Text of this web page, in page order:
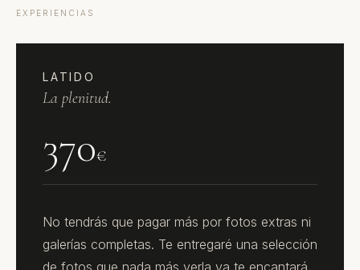
EXPERIENCIAS
LATIDO
La plenitud.
370€
No tendrás que pagar más por fotos extras ni
galerías completas. Te entregaré una selección
de fotos que nada más verla ya te encantará.